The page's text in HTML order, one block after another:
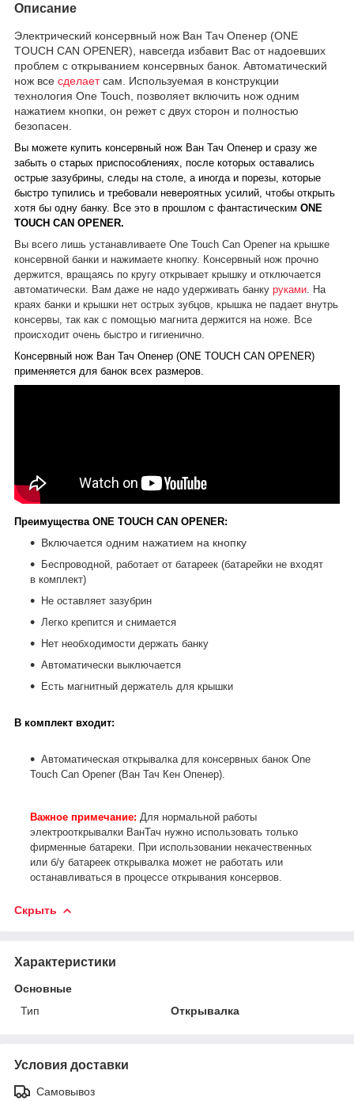
Описание
Электрический консервный нож Ван Тач Опенер (ONE
TOUCH CAN OPENER), навсегда избавит Вас от надоевших
проблем с открыванием консервных банок. Автоматический
нож все сделаетсам. Используемая в конструкции
технология One Touch, позволяет включить нож одним
нажатием кнопки, он режет с двух сторон и полностью
безопасен.
Вы можете купить консервный нож Ван Тач Опенер и сразу же
забыть о старых приспособлениях, после которых оставались
острые зазубрины, следы на столе, а иногда и порезы, которые
быстро тупились и требовали невероятных усилий, чтобы открыть
хотя бы одну банку. Все это в прошлом с фантастическим ONE
TOUCH CAN OPENER.
Вы всего лишь устанавливаете One Touch Can Opener на крышке
консервной банки и нажимаете кнопку. Консервный нож прочно
держится, вращаясь по кругу открывает крышку и отключается
автоматически. Вам даже не надо удерживать банку руками . На
краях банки и крышки нет острых зубцов, крышка не падает внутрь
консервы, так как с помощью магнита держится на ноже. Все
происходит очень быстро и гигиенично.
Консервный нож Ван Тач Опенер (ONE TOUCH CAN OPENER)
применяется для банок всех размеров.
Преимущества ONE TOUCH CAN OPENER:
Включается одним нажатием на кнопку
Беспроводной, работает от батареек (батарейки не входят
в комплект)
Не оставляет зазубрин
Легко крепится и снимается
Нет необходимости держать банку
Автоматически выключается
Есть магнитный держатель для крышки
В комплект входит:
Автоматическая открывалка для консервных банок One
Touch Can Opener (Ван Тач Кен Опенер).
Важное примечание: Для нормальной работы
электрооткрывалки ВанТач нужно использовать только
фирменные батареки. При использовании некачественных
или б/у батареек открывалка может не работать или
останавливаться в процессе открывания консервов.
Скрыть
Характеристики
Основные
Тип
Открывалка
Условия доставки
Самовывоз